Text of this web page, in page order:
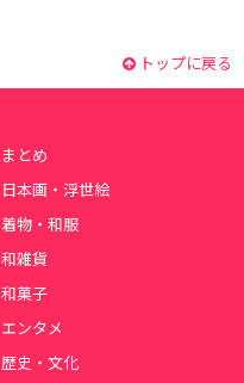
トップに戻る
まとめ
日本画・浮世絵
着物・和服
和雑貨
和菓子
エンタメ
歴史・文化